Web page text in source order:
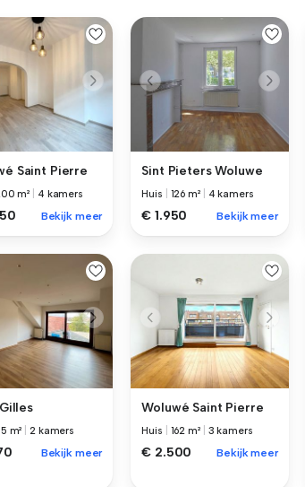
Saint Pierre
m² 4 kamers
Bekijk meer
Sint Pieters Woluwe
Huis 126 m² 4 kamers
€ 1.950 Bekijk meer
m² |2 kamers
Bekijk meer
Woluwé Saint Pierre
Huis 162 m² 3 kamers
€ 2.500 Bekijk meer